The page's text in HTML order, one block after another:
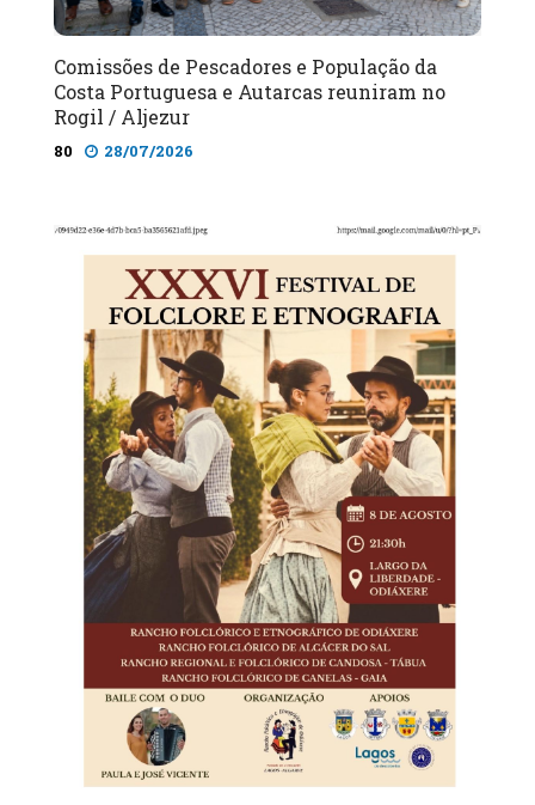
Comissões de Pescadores e População da
Costa Portuguesa e Autarcas reuniram no
Rogil / Aljezur
80 28/07/2026